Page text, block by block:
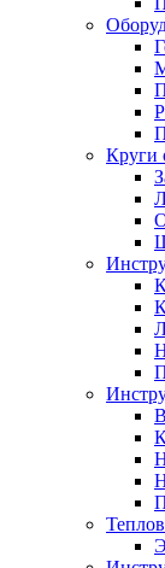
Круги